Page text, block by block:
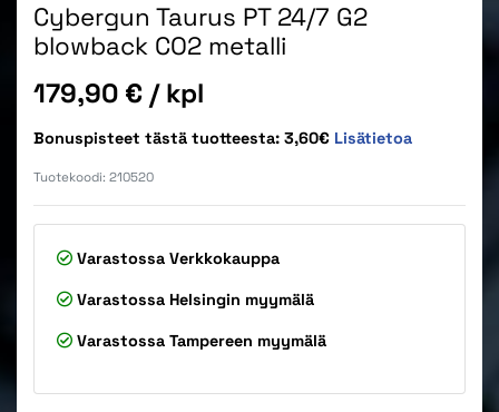
Cybergun Taurus PT 24/7 G2
blowback CO2 metalli
Hinta
179,90 € / kpl
Bonuspisteet tästä tuotteesta: 3,60€ Lisätietoa
Tuotekoodi: 210520
Varastossa Verkkokauppa
Varastossa Helsingin myymälä
Varastossa Tampereen myymälä